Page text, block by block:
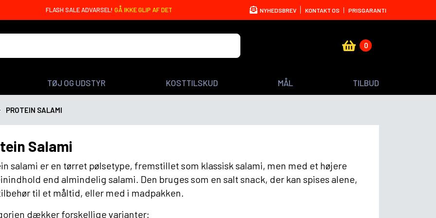
FLASH SALE ADVARSEL! GÅ IKKE GLIP AF DET NYHEDSBREV KONTAKT OS PRISGARANTI
0
TØJ OG UDSTYR KOSTTILSKUD MÅL TILBUD
PROTEIN SALAMI
Salami
salami er en tørret pølsetype, fremstillet som klassisk salami, men med et højere
end almindelig salami. Den bruges som en salt snack, der kan spises alene,
til et måltid, eller med i madpakken.
dækker forskellige varianter: